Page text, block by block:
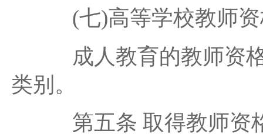
(七)高等学校教师资
成人教育的教师资格
类别。
第五条 取得教师资格